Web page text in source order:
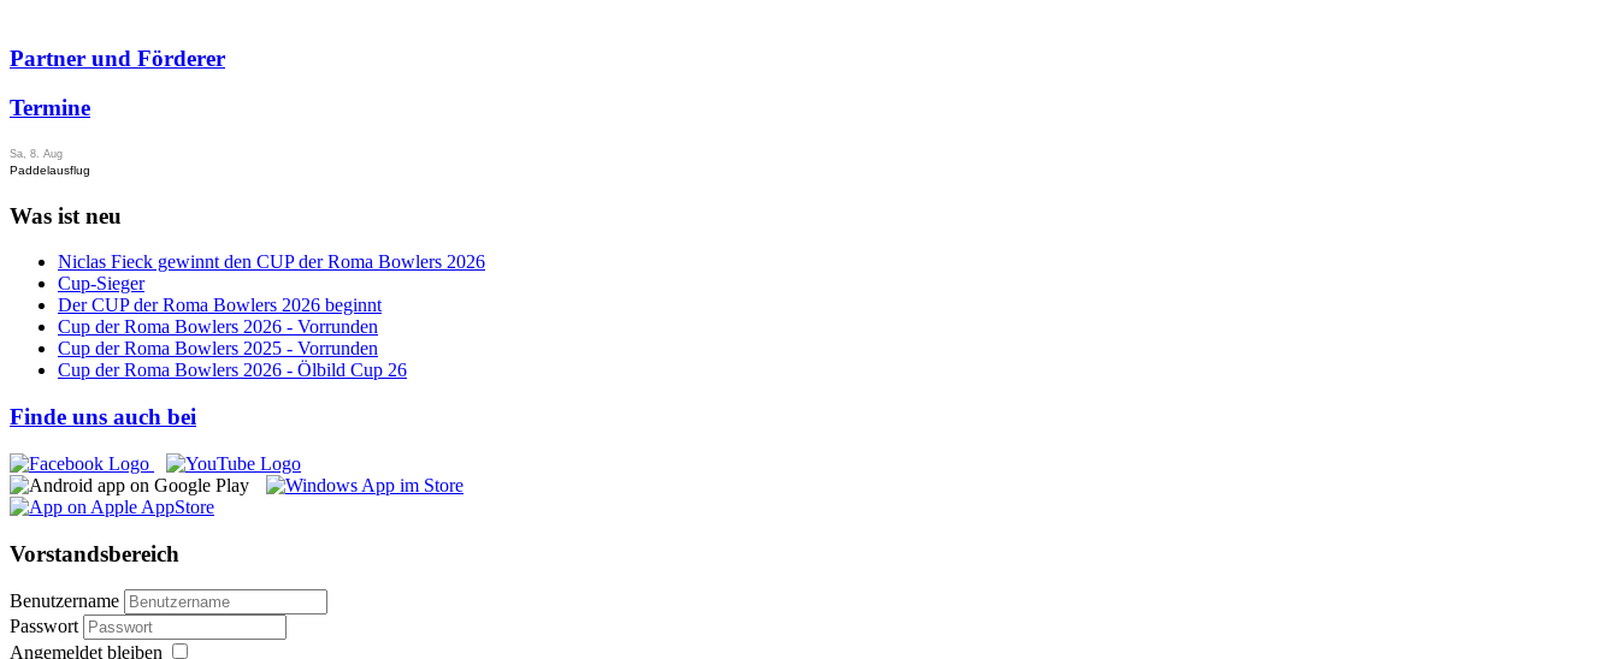
Partner und Förderer
Termine
Sa, 8. Aug
Paddelausflug
Was ist neu
Niclas Fieck gewinnt den CUP der Roma Bowlers 2026
Cup-Sieger
Der CUP der Roma Bowlers 2026 beginnt
Cup der Roma Bowlers 2026 - Vorrunden
Cup der Roma Bowlers 2025 - Vorrunden
Cup der Roma Bowlers 2026 - Ölbild Cup 26
Finde uns auch bei
Vorstandsbereich
Benutzername
Passwort
Angemeldet bleiben